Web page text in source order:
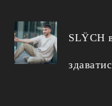
SLŸCH